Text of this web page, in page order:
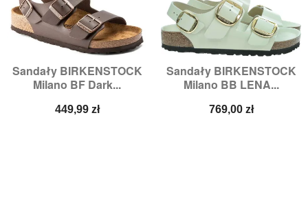
Sandały BIRKENSTOCK
Milano BF Dark...
Cena
449,99 zł
Sandały BIRKENSTOCK
Milano BB LENA...
Cena
769,00 zł